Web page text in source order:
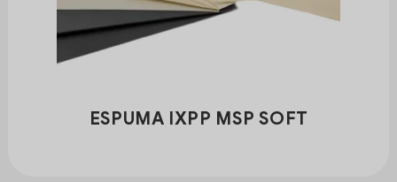
ESPUMA IXPP MSP SOFT